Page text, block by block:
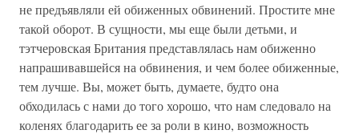
не предъявляли ей обиженных обвинений. Простите мне
такой оборот. В сущности, мы еще были детьми, и
тэтчеровская Британия представлялась нам обиженно
напрашивавшейся на обвинения, и чем более обиженные,
тем лучше. Вы, может быть, думаете, будто она
обходилась с нами до того хорошо, что нам следовало на
коленях благодарить ее за роли в кино, возможность